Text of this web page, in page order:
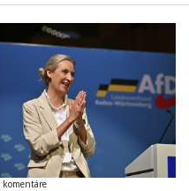
komentáre